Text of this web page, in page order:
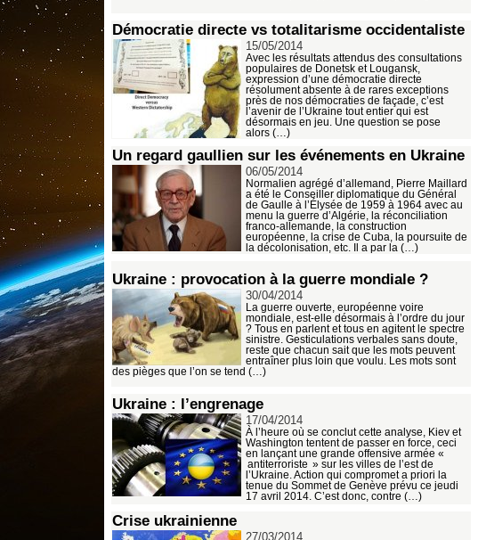
Démocratie directe vs totalitarisme occidentaliste
15/05/2014
Avec les résultats attendus des consultations
populaires de Donetsk et Lougansk,
expression d’une démocratie directe
résolument absente à de rares exceptions
près de nos démocraties de façade, c’est
l’avenir de l’Ukraine tout entier qui est
désormais en jeu. Une question se pose
alors (…)
Un regard gaullien sur les événements en Ukraine
06/05/2014
Normalien agrégé d’allemand, Pierre Maillard
a été le Conseiller diplomatique du Général
de Gaulle à l’Élysée de 1959 à 1964 avec au
menu la guerre d’Algérie, la réconciliation
franco-allemande, la construction
européenne, la crise de Cuba, la poursuite de
la décolonisation, etc. Il a par la (…)
Ukraine : provocation à la guerre mondiale ?
30/04/2014
La guerre ouverte, européenne voire
mondiale, est-elle désormais à l’ordre du jour
? Tous en parlent et tous en agitent le spectre
sinistre. Gesticulations verbales sans doute,
reste que chacun sait que les mots peuvent
entraîner plus loin que voulu. Les mots sont
des pièges que l’on se tend (…)
Ukraine : l’engrenage
17/04/2014
À l’heure où se conclut cette analyse, Kiev et
Washington tentent de passer en force, ceci
en lançant une grande offensive armée «
antiterroriste » sur les villes de l’est de
l’Ukraine. Action qui compromet a priori la
tenue du Sommet de Genève prévu ce jeudi
17 avril 2014. C’est donc, contre (…)
Crise ukrainienne
27/03/2014